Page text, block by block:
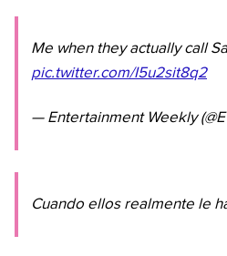
Me when they actually call
pic.twitter.com/I5u2sit8q2
— Entertainment Weekly
Cuando ellos realmente le